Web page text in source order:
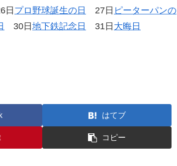
日 プロ野球誕生の日 27日 ピーターパンの
30日地下鉄記念日 31日 大晦日
はてブ
コピー